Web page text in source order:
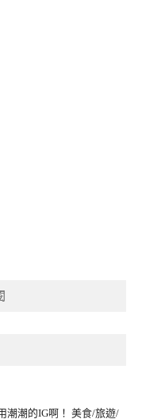
潮潮的IG啊！ 美食/旅遊/